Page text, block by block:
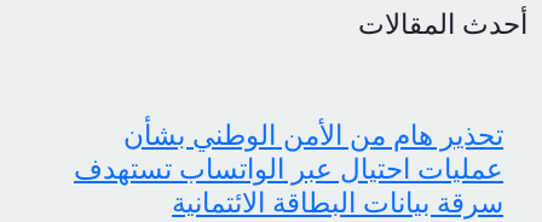
أحدث المقالات
تحذير هام من الأمن الوطني بشأن
عمليات احتيال عبر الواتساب تستهدف
سرقة بيانات البطاقة الائتمانية